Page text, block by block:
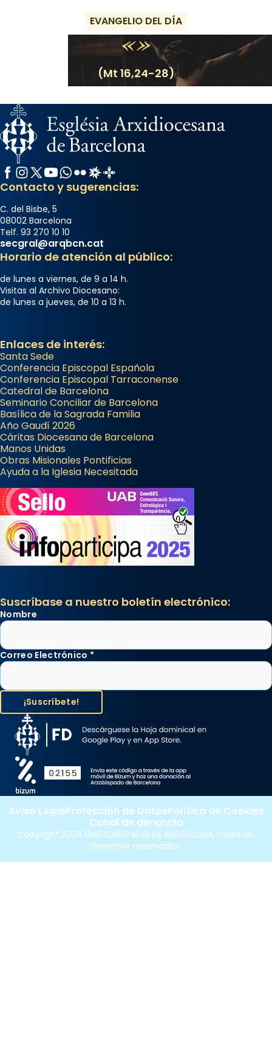
EVANGELIO DEL DÍA
(Mt 16,24-28)
Facebook
Instagram
X / Twitter
YouTube
WhatsApp
FlickrRadio Estel
Catalunya Cristiana
Contacto y sugerencias:
C. del Bisbe, 5
08002 Barcelona
Telf. 93 270 10 10
secgral@arqbcn.cat
Horario de atención al público:
de lunes a viernes, de 9 a 14 h.
Visitas al Archivo Diocesano:
de lunes a jueves, de 10 a 13 h.
Enlaces de interés:
Santa Sede
Conferencia Episcopal Española
Conferencia Episcopal Tarraconense
Catedral de Barcelona
Seminario Conciliar de Barcelona
Basílica de la Sagrada Familia
Año Gaudí 2026
Cáritas Diocesana de Barcelona
Manos Unidas
Obras Misionales Pontificias
Ayuda a la Iglesia Necesitada
Suscríbase a nuestro boletín electrónico:
Nombre
Correo Electrónico *
Copyright 2026 ©ARZOBISPADO DE BARCELONA, todos los
derechos reservados.
Aviso LegalProtección de DatosPolítica de Cookies
Canal de denuncia